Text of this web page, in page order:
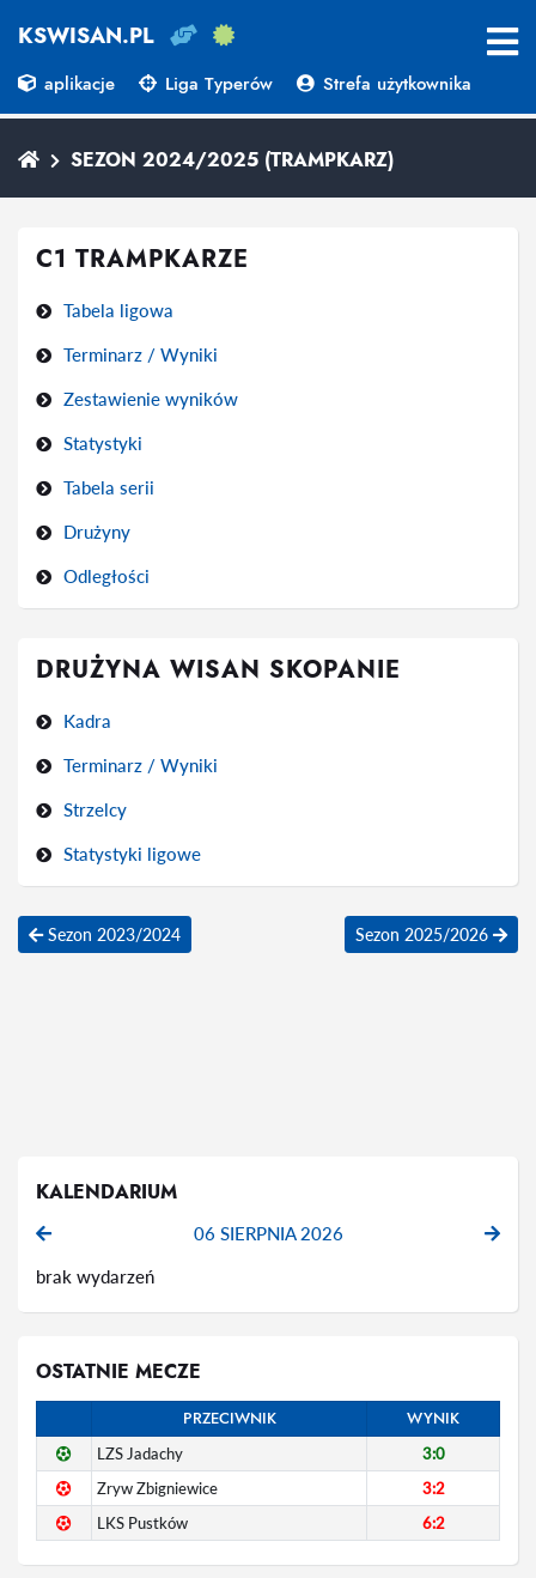
KSWISAN.PL
aplikacje Liga Typerów Strefa użytkownika
SEZON 2024/2025 (TRAMPKARZ)
C1 TRAMPKARZE
Tabela ligowa
Terminarz / Wyniki
Zestawienie wyników
Statystyki
Tabela serii
Drużyny
Odległości
DRUŻYNA WISAN SKOPANIE
Kadra
Terminarz / Wyniki
Strzelcy
Statystyki ligowe
Sezon 2023/2024 Sezon 2025/2026
KALENDARIUM
06 SIERPNIA 2026
brak wydarzeń
OSTATNIE MECZE
PRZECIWNIK WYNIK
LZS Jadachy
3:0
Zryw Zbigniewice
3:2
LKS Pustków
6:2